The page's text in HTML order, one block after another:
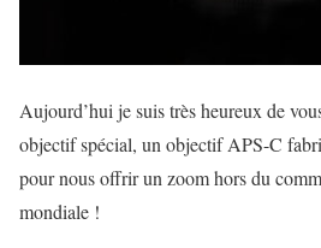
Aujourd’hui je suis très heureux de
objectif spécial, un objectif APS-C
pour nous offrir un zoom hors du
mondiale !